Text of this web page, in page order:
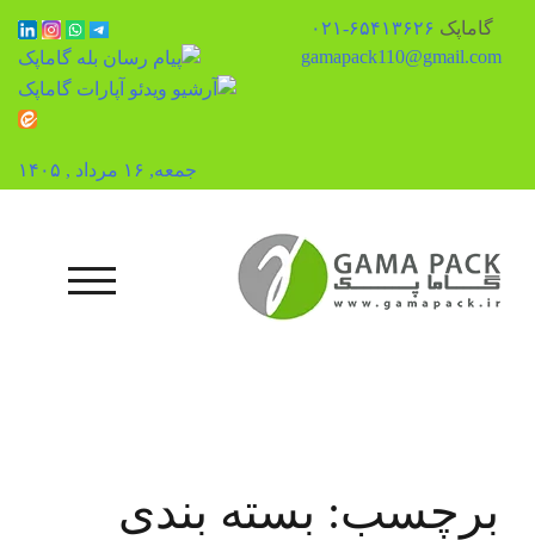
گاماپک ۶۵۴۱۳۶۲۶-۰۲۱
gamapack110@gmail.com
جمعه, ۱۶ مرداد , ۱۴۰۵
محتوا
منوی تلفن
برچسب: بسته بندی